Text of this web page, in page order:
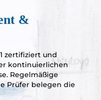
&
zertifiziert und
kontinuierlichen
Regelmäßige
Prüfer belegen die